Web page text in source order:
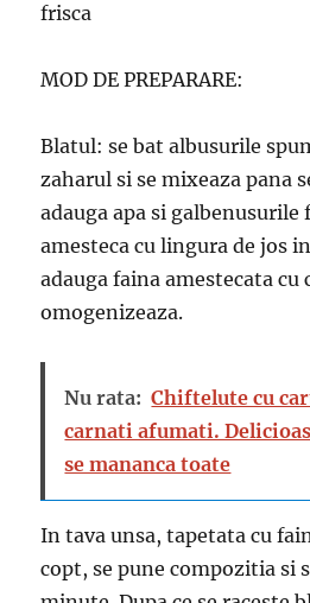
frisca
MOD DE PREPARARE:
Blatul: se bat albusurile
zaharul si se mixeaza pana
adauga apa si galbenusurile
amesteca cu lingura de jos
adauga faina amestecata cu
omogenizeaza.
Nu rata: Chiftelute cu
carnati afumati.
se mananca toate
In tava unsa, tapetata cu
copt, se pune compozitia si